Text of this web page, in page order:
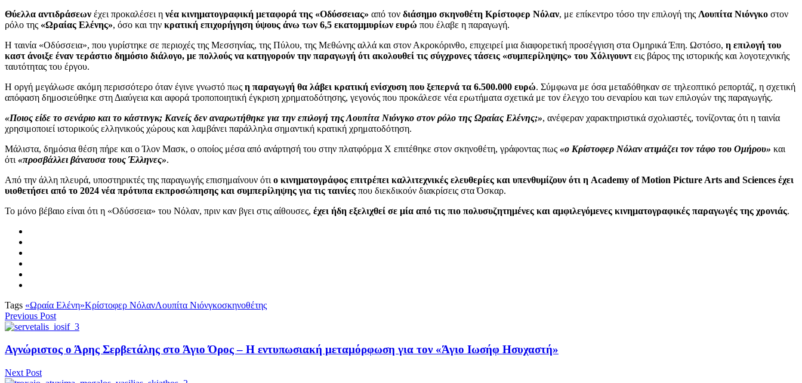
Θύελλα αντιδράσεων έχει προκαλέσει η νέα κινηματογραφική μεταφορά της «Οδύσσειας» από τον διάσημο σκηνοθέτη Κρίστοφερ Νόλαν, με επίκεντρο τόσο την επιλογή της Λουπίτα Νιόνγκο στον
ρόλο της «Ωραίας Ελένης», όσο και την κρατική επιχορήγηση ύψους άνω των 6,5 εκατομμυρίων ευρώ που έλαβε η παραγωγή.
Η ταινία «Οδύσσεια», που γυρίστηκε σε περιοχές της Μεσσηνίας, της Πύλου, της Μεθώνης αλλά και στον Ακροκόρινθο, επιχειρεί μια διαφορετική προσέγγιση στα Ομηρικά Έπη. Ωστόσο, η επιλογή του
καστ άνοιξε έναν τεράστιο δημόσιο διάλογο, με πολλούς να κατηγορούν την παραγωγή ότι ακολουθεί τις σύγχρονες τάσεις «συμπερίληψης» του Χόλιγουντεις βάρος της ιστορικής και λογοτεχνικής
ταυτότητας του έργου.
Η οργή μεγάλωσε ακόμη περισσότερο όταν έγινε γνωστό πως η παραγωγή θα λάβει κρατική ενίσχυση που ξεπερνά τα 6.500.000 ευρώ. Σύμφωνα με όσα μεταδόθηκαν σε τηλεοπτικό ρεπορτάζ, η σχετική
απόφαση δημοσιεύθηκε στη Διαύγεια και αφορά τροποποιητική έγκριση χρηματοδότησης, γεγονός που προκάλεσε νέα ερωτήματα σχετικά με τον έλεγχο του σεναρίου και των επιλογών της παραγωγής.
«Ποιος είδε το σενάριο και το κάστινγκ; Κανείς δεν αναρωτήθηκε για την επιλογή της Λουπίτα Νιόνγκο στον ρόλο της Ωραίας Ελένης;», ανέφεραν χαρακτηριστικά σχολιαστές, τονίζοντας ότι η ταινία
χρησιμοποιεί ιστορικούς ελληνικούς χώρους και λαμβάνει παράλληλα σημαντική κρατική χρηματοδότηση.
Μάλιστα, δημόσια θέση πήρε και ο Ίλον Μασκ, ο οποίος μέσα από ανάρτησή του στην πλατφόρμα Χ επιτέθηκε στον σκηνοθέτη, γράφοντας πως «ο Κρίστοφερ Νόλαν ατιμάζει τον τάφο του Ομήρου» και
ότι «προσβάλλει βάναυσα τους Έλληνες».
Από την άλλη πλευρά, υποστηρικτές της παραγωγής επισημαίνουν ότι ο κινηματογράφος επιτρέπει καλλιτεχνικές ελευθερίες και υπενθυμίζουν ότι η Academy of Motion Picture Arts and Sciences έχει
υιοθετήσει από το 2024 νέα πρότυπα εκπροσώπησης και συμπερίληψης για τις ταινίες που διεκδικούν διακρίσεις στα Όσκαρ.
Το μόνο βέβαιο είναι ότι η «Οδύσσεια» του Νόλαν, πριν καν βγει στις αίθουσες, έχει ήδη εξελιχθεί σε μία από τις πιο πολυσυζητημένες και αμφιλεγόμενες κινηματογραφικές παραγωγές της χρονιάς.
Tags «Ωραία Ελένη»Κρίστοφερ ΝόλανΛουπίτα Νιόνγκοσκηνοθέτης
Previous Post
Αγνώριστος ο Άρης Σερβετάλης στο Άγιο Όρος – Η εντυπωσιακή μεταμόρφωση για τον «Άγιο Ιωσήφ Ησυχαστή»
Next Post